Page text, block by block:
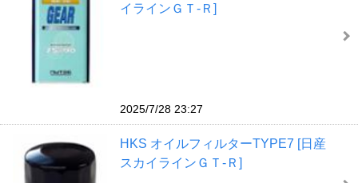
イラインＧＴ‐Ｒ]
2025/7/28 23:27
HKS オイルフィルターTYPE7 [日産
スカイラインＧＴ‐Ｒ]